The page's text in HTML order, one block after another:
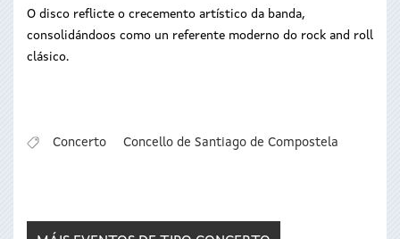
O disco reflicte o crecemento artístico da banda,
consolidándoos como un referente moderno do rock and roll
clásico.
Concerto Concello de Santiago de Compostela